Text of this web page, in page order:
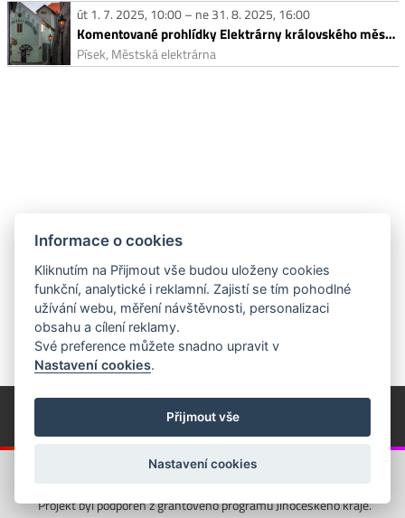
út 1. 7. 2025, 10:00 – ne 31. 8. 2025, 16:00
Komentované prohlídky Elektrárny královského města Písku
Písek, Městská elektrárna
© Píseckem / Kalendárium (Změna programu vyhrazena!)
(Cookies)
© 2018 - 2026 Realizace a správa webu:
Projekt byl podpořen z grantového programu Jihočeského kraje.
Informace o cookies
Kliknutím na Přijmout vše budou uloženy cookies
funkční, analytické i reklamní. Zajistí se tím pohodlné
užívání webu, měření návštěvnosti, personalizaci
obsahu a cílení reklamy.
Své preference můžete snadno upravit v
Nastavení cookies.
Přijmout vše
Nastavení cookies